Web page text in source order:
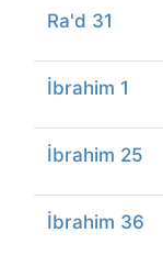
Ra'd 31
İbrahim 1
İbrahim 25
İbrahim 36